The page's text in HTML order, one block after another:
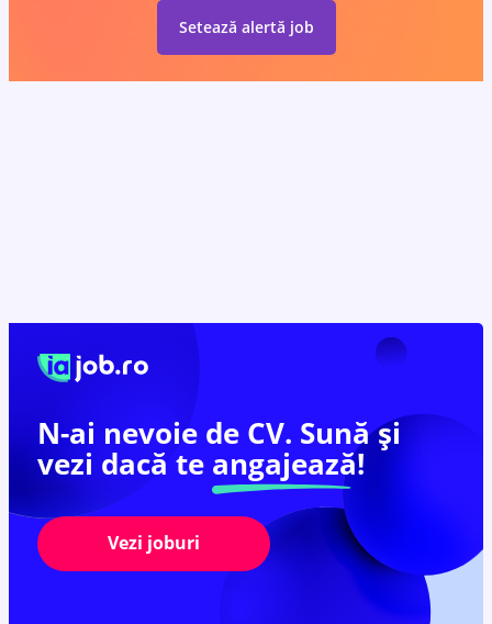
N-ai nevoie de CV. Sună și
vezi dacă te angajează!
Vezi joburi
Setează alertă job